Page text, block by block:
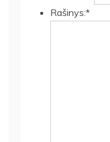
Rašinys:*